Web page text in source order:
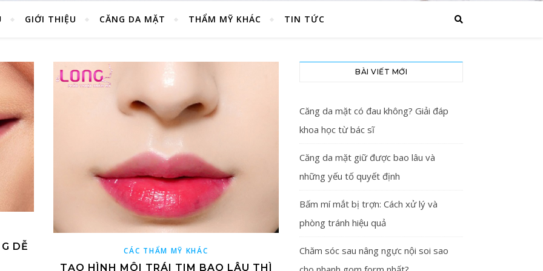
GIỚI THIỆU CĂNG DA MẶT THẨM MỸ KHÁC TIN TỨC
DỄ CÁC THẨM MỸ KHÁC
TẠO HÌNH MÔI TRÁI TIM BAO LÂU THÌ
BÀI VIẾT MỚI
Căng da mặt có đau không? Giải đáp
khoa học từ bác sĩ
Căng da mặt giữ được bao lâu và
những yếu tố quyết định
Bấm mí mắt bị trợn: Cách xử lý và
phòng tránh hiệu quả
Chăm sóc sau nâng ngực nội soi sao